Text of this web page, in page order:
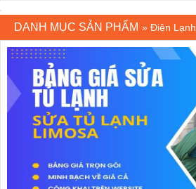
DANH MỤC SẢN PHẨM » Điện Lạnh